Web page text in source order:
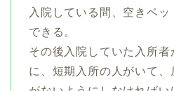
入院している間、空きベッ
できる。
その後入院していた入所者
に、短期入所の人がいて、